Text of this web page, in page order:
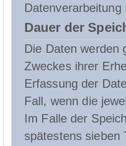
Dauer der
Die Daten werden
Zweckes ihrer
Erfassung der
Fall, wenn die
Im Falle der
spätestens sieben